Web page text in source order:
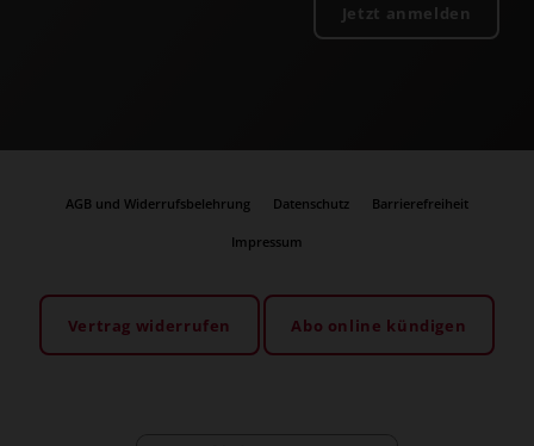
Jetzt anmelden
AGB und Widerrufsbelehrung Datenschutz Barrierefreiheit
Impressum
Vertrag widerrufen Abo online kündigen